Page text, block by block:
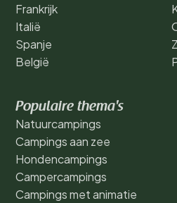
Frankrijk
Italië
Spanje
België
Populaire thema's
Natuurcampings
Campings aan zee
Hondencampings
Campercampings
Campings met animatie